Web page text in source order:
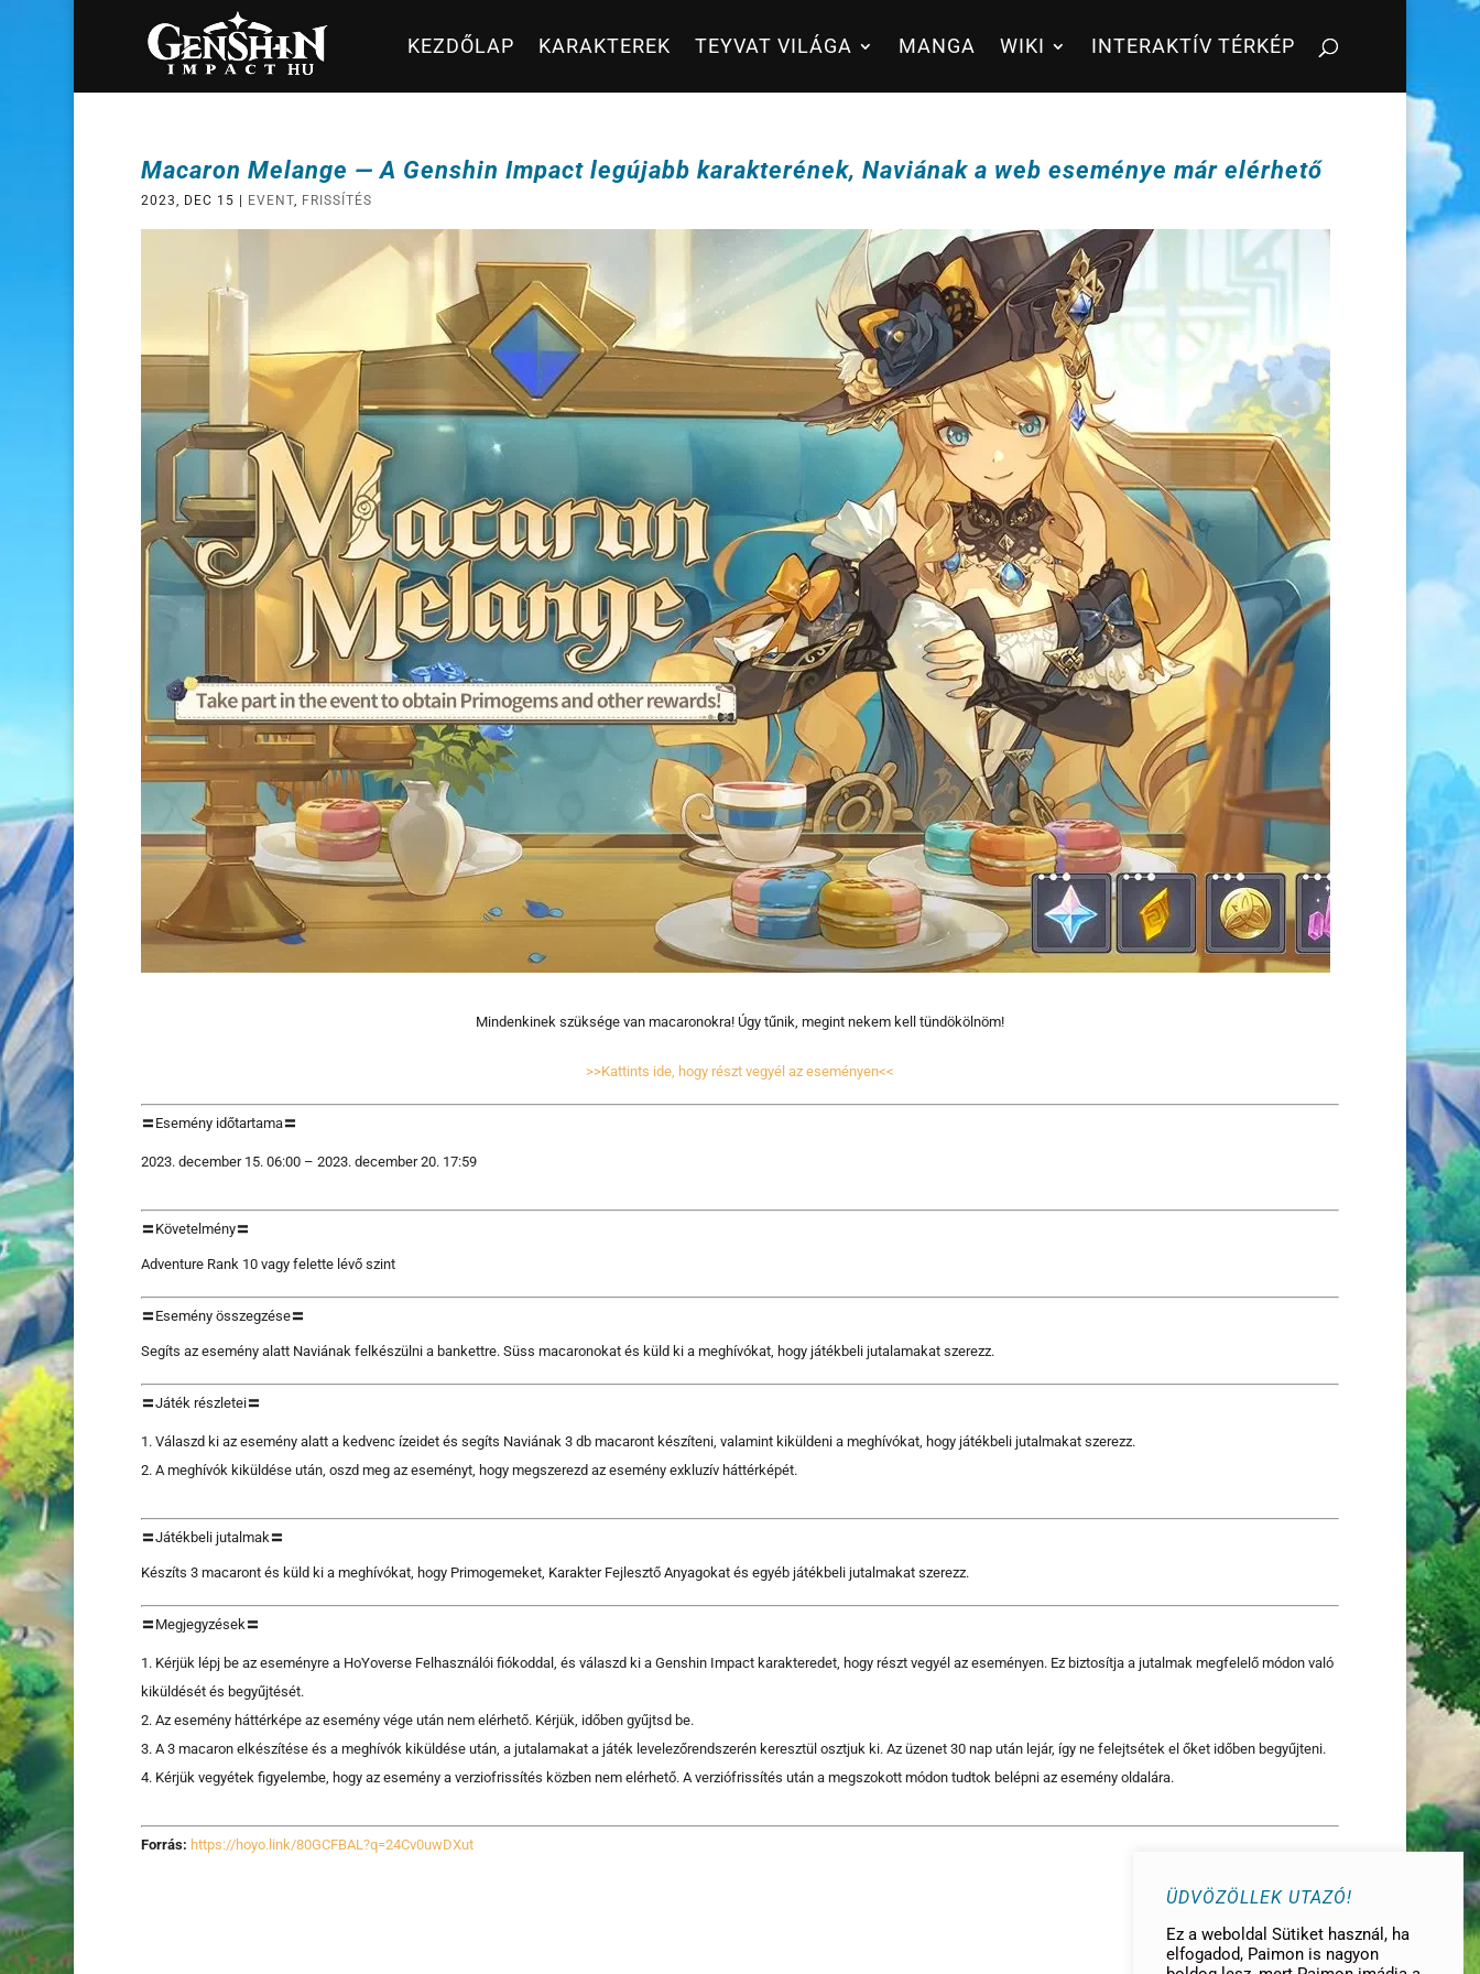
KEZDŐLAP KARAKTEREK TEYVAT VILÁGA MANGA WIKI INTERAKTÍV TÉRKÉP
Macaron Melange — A Genshin Impact legújabb karakterének, Naviának a web eseménye már elérhető
2023, DEC 15 EVENT, FRISSÍTÉS
Mindenkinek szüksége van macaronokra! Úgy tűnik, megint nekem kell tündökölnöm!
>>Kattints ide, hogy részt vegyél az eseményen<<
〓Esemény időtartama〓
december 15. 06:00 – 2023. december 20. 17:59
〓Követelmény〓
Adventure Rank 10 vagy felette lévő szint
〓Esemény összegzése〓
Segíts az esemény alatt Naviának felkészülni a bankettre. Süss macaronokat és küld ki a meghívókat, hogy játékbeli jutalamakat szerezz.
〓Játék részletei〓
Válaszd ki az esemény alatt a kedvenc ízeidet és segíts Naviának 3 db macaront készíteni, valamint kiküldeni a meghívókat, hogy játékbeli jutalmakat szerezz.
A meghívók kiküldése után, oszd meg az eseményt, hogy megszerezd az esemény exkluzív háttérképét.
〓Játékbeli jutalmak〓
Készíts 3 macaront és küld ki a meghívókat, hogy Primogemeket, Karakter Fejlesztő Anyagokat és egyéb játékbeli jutalmakat szerezz.
〓Megjegyzések〓
Kérjük lépj be az eseményre a HoYoverse Felhasználói fiókoddal, és válaszd ki a Genshin Impact karakteredet, hogy részt vegyél az eseményen. Ez biztosítja a jutalmak megfelelő módon való
kiküldését és begyűjtését.
Az esemény háttérképe az esemény vége után nem elérhető. Kérjük, időben gyűjtsd be.
A 3 macaron elkészítése és a meghívók kiküldése után, a jutalamakat a játék levelezőrendszerén keresztül osztjuk ki. Az üzenet 30 nap után lejár, így ne felejtsétek el őket időben begyűjteni.
Kérjük vegyétek figyelembe, hogy az esemény a verziofrissítés közben nem elérhető. A verziófrissítés után a megszokott módon tudtok belépni az esemény oldalára.
Forrás: https://hoyo.link/80GCFBAL?q=24Cv0uwDXut
ÜDVÖZÖLLEK UTAZÓ!
Ez a weboldal Sütiket használ, ha
elfogadod, Paimon is nagyon